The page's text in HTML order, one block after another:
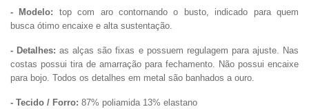
- Modelo: top com aro contornando o busto, indicado para quem
busca ótimo encaixe e alta sustentação.
- Detalhes:as alças são fixas e possuem regulagem para ajuste. Nas
costas possui tira de amarração para fechamento. Não possui encaixe
para bojo. Todos os detalhes em metal são banhados a ouro.
- Tecido / Forro: 87% poliamida 13% elastano